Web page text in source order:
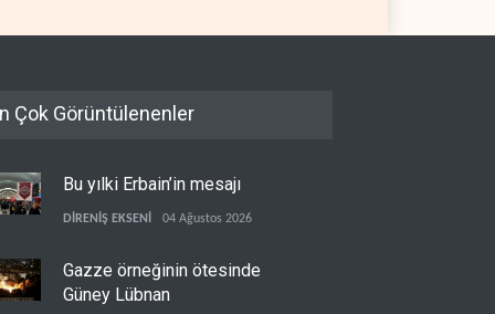
Çok Görüntülenenler
Bu yılki Erbain’in mesajı
DİRENİŞ EKSENİ 04 Ağustos 2026
Gazze örneğinin ötesinde
Güney Lübnan